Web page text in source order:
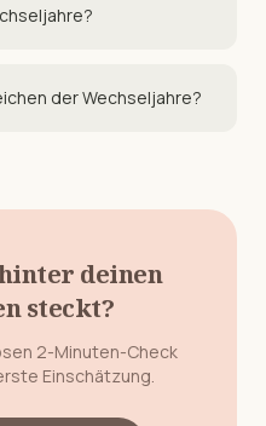
der Wechseljahre?
deinen
steckt?
2-Minuten-Check
Einschätzung.